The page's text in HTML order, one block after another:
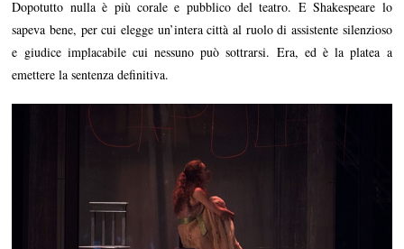
Dopotutto nulla è più corale e pubblico del teatro. E Shakespeare lo
sapeva bene, per cui elegge un’intera città al ruolo di assistente silenzioso
e giudice implacabile cui nessuno può sottrarsi. Era, ed è la platea a
emettere la sentenza definitiva.